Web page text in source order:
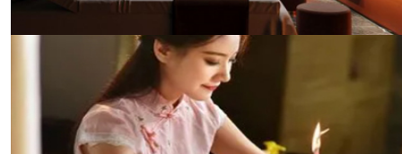
传统与现代结合的休闲养生馆
武汉东西湖区菁菁阁养生的养生馆融合了中医养生理念
与现代科技，提供个性化的养生方案。无论是传统的拔
罐、刮痧，还是现代的磁疗、光疗，我们都能为您提供